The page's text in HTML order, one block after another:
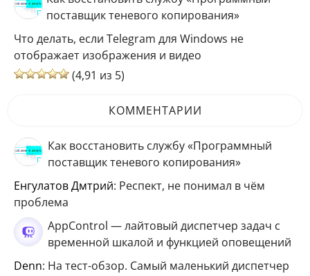
поставщик теневого копирования»
Что делать, если Telegram для Windows не
отображает изображения и видео
(4,91 из 5)
КОММЕНТАРИИ
Как восстановить службу «Программный
поставщик теневого копирования»
Енгулатов Дмтрий: Респект, не понимал в чём
проблема
AppControl — лайтовый диспетчер задач с
временной шкалой и функцией оповещений
Denn: На тест-обзор. Самый маленький диспетчер